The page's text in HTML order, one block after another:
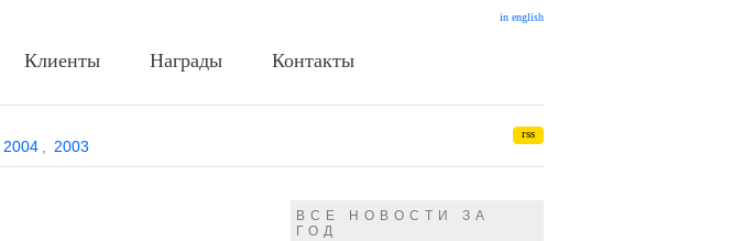
2004 2003
rss
ВСЕ НОВОСТИ ЗА
ГОД
in english
Клиенты Награды Контакты